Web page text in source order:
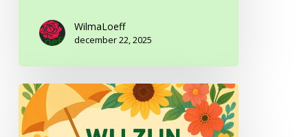
WilmaLoeff
december 22, 2025
Zomervakantie